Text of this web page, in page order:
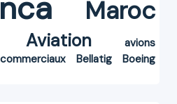
Maroc
Aviation
avions
Bellatig
Boeing